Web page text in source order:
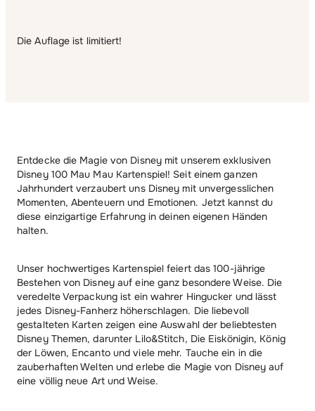
Die Auflage ist limitiert!
Entdecke die Magie von Disney mit unserem exklusiven
Disney 100 Mau Mau Kartenspiel! Seit einem ganzen
Jahrhundert verzaubert uns Disney mit unvergesslichen
Momenten, Abenteuern und Emotionen. Jetzt kannst du
diese einzigartige Erfahrung in deinen eigenen Händen
halten.
Unser hochwertiges Kartenspiel feiert das 100-jährige
Bestehen von Disney auf eine ganz besondere Weise. Die
veredelte Verpackung ist ein wahrer Hingucker und lässt
jedes Disney-Fanherz höherschlagen. Die liebevoll
gestalteten Karten zeigen eine Auswahl der beliebtesten
Disney Themen, darunter Lilo&Stitch, Die Eiskönigin, König
der Löwen, Encanto und viele mehr. Tauche ein in die
zauberhaften Welten und erlebe die Magie von Disney auf
eine völlig neue Art und Weise.